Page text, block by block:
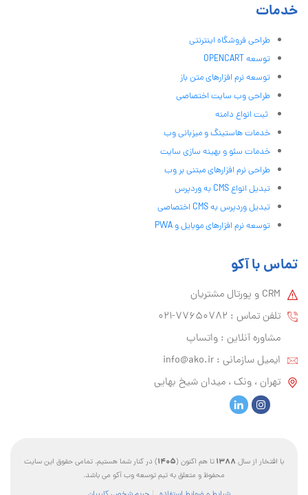
خدمات
طراحی فروشگاه اینترنتی
توسعه OPENCART
توسعه نرم افزارهای متن باز
طراحی وب سایت اختصاصی
ثبت انواع دامنه
خدمات هاستینگ و میزبانی وب
خدمات سئو و بهینه سازی سایت
طراحی نرم افزارهای مبتنی بر وب
تبدیل انواع CMS به وردپرس
تبدیل وردپرس به CMS اختصاصی
توسعه نرم افزارهای موبایل و PWA
تماس با آکو
CRM و پورتال مشتریان
تلفن تماس :‌ 77650782-021
مشاوره آنلاین : واتساپ
ایمیل سازمانی :‌ info@ako.ir
تهران ، ونک ، میدان شیخ بهایی
با افتخار از سال 1388تا هم اکنون (1405) در کنار شما هستیم. تمامی حقوق این سایت
محفوظ و متعلق به تیم توسعه وب آکو می باشد.